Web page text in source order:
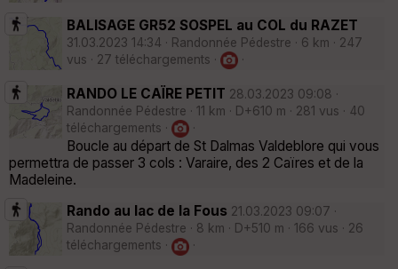
BALISAGE GR52 SOSPEL au COL du RAZET
31.03.2023 14:34 · Randonnée Pédestre · 6 km · 247
vus · 27 téléchargements ·
·
RANDO LE CAÏRE PETIT 28.03.2023 09:08 ·
Randonnée Pédestre · 11 km · D+610 m · 281 vus · 40
téléchargements ·
·
Boucle au départ de St Dalmas Valdeblore qui vous
permettra de passer 3 cols : Varaire, des 2 Caïres et de la
Madeleine.
Rando au lac de la Fous 21.03.2023 09:07 ·
Randonnée Pédestre · 8 km · D+510 m · 166 vus · 26
téléchargements ·
·